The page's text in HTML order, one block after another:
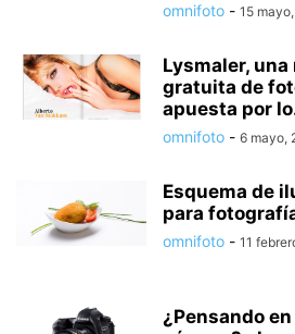
omnifoto - 15
Lysmaler,
gratuita de
apuesta por
omnifoto - 6 mayo,
Esquema de
para
omnifoto - 11
¿Pensando